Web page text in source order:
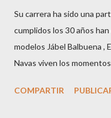
Su carrera ha sido una
cumplidos los 30 años
modelos Jábel Balbuena ,
Navas viven los
M ateo nació en
COMPARTIR